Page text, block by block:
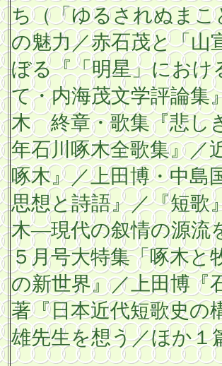
ち（「ゆるされぬま
の魅力／赤石茂と「山
ぼる『「明星」におけ
て・内海茂文学評論集
木 終章・歌集『悲し
年石川啄木全歌集』／
啄木』／上田博・中
思想と詩語』／『短歌
木―現代の叙情の源流
５月号大特集「啄木と
の新世界』／上田博『
著『日本近代短歌史の
雄先生を想う／ほか１